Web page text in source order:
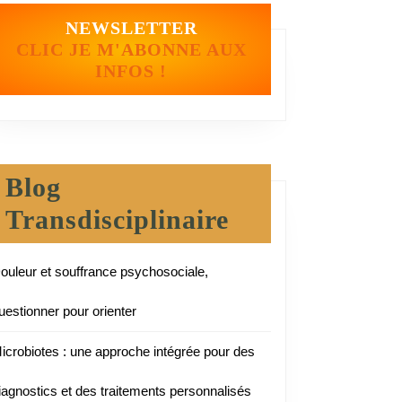
NEWSLETTER
CLIC JE M'ABONNE AUX
INFOS !
Blog
Transdisciplinaire
et souffrance psychosociale,
pour orienter
: une approche intégrée pour des
et des traitements personnalisés